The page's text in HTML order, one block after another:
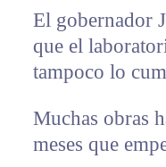
El gobernador
que el
tampoco lo
Muchas obras
meses que